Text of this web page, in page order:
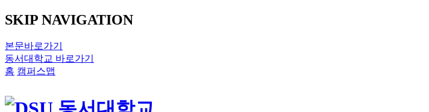
SKIP NAVIGATION
본문바로가기
동서대학교 바로가기
홈 캠퍼스맵